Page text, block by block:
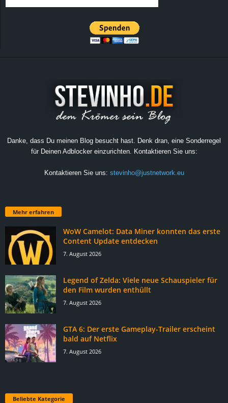
Danke, dass Du meinen Blog besucht hast. Denk dran, eine Sonderregel
für Deinen Adblocker einzurichten. Kontaktieren Sie uns:
Kontaktieren Sie uns: stevinho@justnetwork.eu
Mehr erfahren
WoW Camelot: Data Miner konnten das erste
Content Update entdecken
7. August 2026
Legend of Zelda: Viele neue Schauspieler für
den Film wurden enthüllt
7. August 2026
GTA 6: Der erste Gameplay-Trailer erscheint
bald auf Netflix
7. August 2026
Beliebte Kategorie